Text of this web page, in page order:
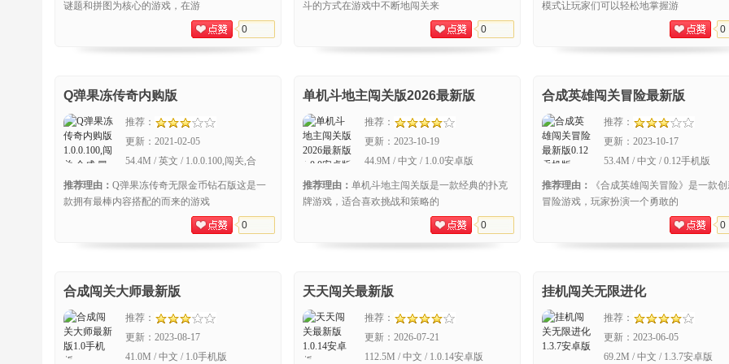
谜题和拼图为核心的游戏，在游
0
斗的方式在游戏中不断地闯关来
0
模式让玩家们可以轻松地掌握游
0
Q弹果冻传奇内购版
推荐：
更新： 2021-02-05
54.4M / 英文 / 1.0.0.100,闯关,合
推荐理由： Q弹果冻传奇无限金币钻石版这是一
款拥有最棒内容搭配的而来的游戏
0
单机斗地主闯关版2026最新版
推荐：
更新： 2023-10-19
44.9M / 中文 / 1.0.0安卓版
推荐理由： 单机斗地主闯关版是一款经典的扑克
牌游戏，适合喜欢挑战和策略的
0
合成英雄闯关冒险最新版
推荐：
更新： 2023-10-17
53.4M / 中文 / 0.12手机版
推荐理由：
《合成英雄闯关冒险》是一款
冒险游戏，玩家扮演一个勇敢的
0
合成闯关大师最新版
推荐：
更新： 2023-08-17
41.0M / 中文 / 1.0手机版
天天闯关最新版
推荐：
更新： 2026-07-21
112.5M / 中文 / 1.0.14安卓版
挂机闯关无限进化
推荐：
更新： 2023-06-05
69.2M / 中文 / 1.3.7安卓版